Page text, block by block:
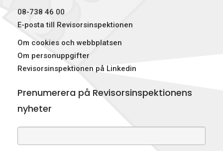
08-738 46 00
E-posta till Revisorsinspektionen
Om cookies och webbplatsen
Om personuppgifter
Revisorsinspektionen på Linkedin
Prenumerera på Revisorsinspektionens
nyheter